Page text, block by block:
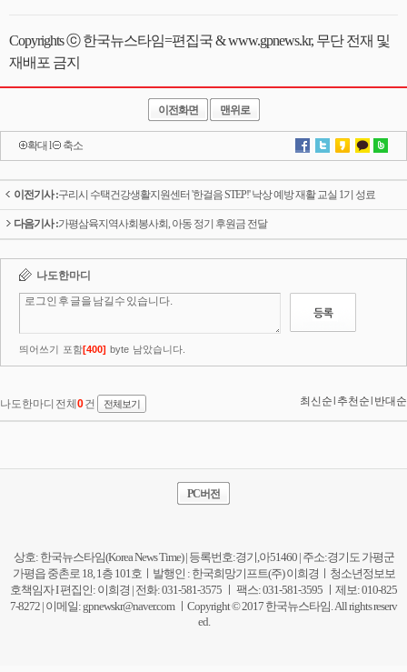
Copyrights ⓒ 한국뉴스타임=편집국 & www.gpnews.kr, 무단 전재 및
재배포 금지
이전화면 맨위로
확대l 축소
이전기사 :구리시 수택건강생활지원센터 '한걸음 STEP!' 낙상 예방 재활 교실 1기 성료
다음기사 :가평삼육지역사회봉사회, 아동 정기 후원금 전달
PC버전
상호: 한국뉴스타임(Korea News Time) | 등록번호:경기,아51460 | 주소:경기도 가평군
가평읍 중촌로 18, 1층 101호ㅣ발행인 : 한국희망기프트(주) 이희경ㅣ청소년정보보
호책임자 I 편집인: 이희경 | 전화: 031-581-3575 ㅣ 팩스: 031-581-3595 ㅣ제보: 010-825
7-8272 | 이메일: gpnewskr@naver.com ㅣCopyright © 2017 한국뉴스타임. All rights reserv
ed.